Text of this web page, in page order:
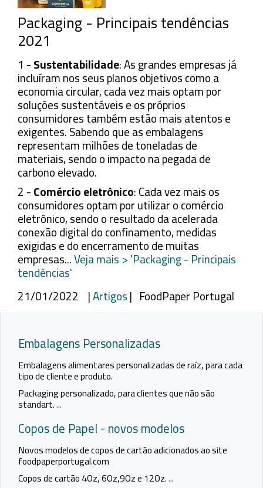
Packaging - Principais tendências
2021
1 -Sustentabilidade: As grandes empresas já
incluíram nos seus planos objetivos como a
economia circular, cada vez mais optam por
soluções sustentáveis e os próprios
consumidores também estão mais atentos e
exigentes. Sabendo que as embalagens
representam milhões de toneladas de
materiais, sendo o impacto na pegada de
carbono elevado.
2 -Comércio eletrônico: Cada vez mais os
consumidores optam por utilizar o comércio
eletrônico, sendo o resultado da acelerada
conexão digital do confinamento, medidas
exigidas e do encerramento de muitas
empresas...Veja mais > 'Packaging - Principais
tendências'
21/01/2022 |Artigos| FoodPaper Portugal
Embalagens Personalizadas
Embalagens alimentares personalizadas de raíz, para cada
tipo de cliente e produto.
Packaging personalizado, para clientes que não são
standart....
Copos de Papel - novos modelos
Novos modelos de copos de cartão adicionados ao site
foodpaperportugal.com
Copos de cartão 4Oz, 6Oz,9Oz e 12Oz....